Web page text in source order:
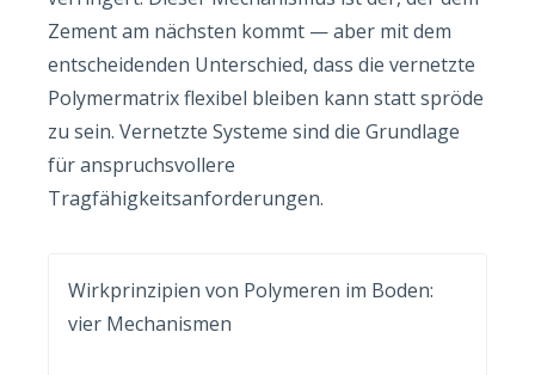
Zement am nächsten kommt — aber mit dem
entscheidenden Unterschied, dass die vernetzte
Polymermatrix flexibel bleiben kann statt spröde
zu sein. Vernetzte Systeme sind die Grundlage
für anspruchsvollere
Tragfähigkeitsanforderungen.
Wirkprinzipien von Polymeren im Boden:
vier Mechanismen